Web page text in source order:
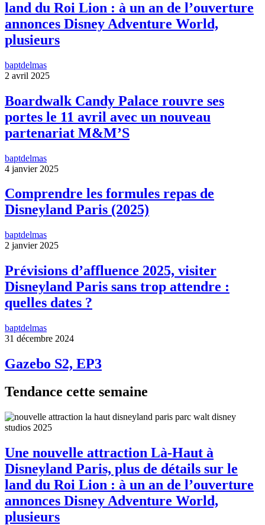
land du Roi Lion : à un an de l’ouverture
annonces Disney Adventure World,
plusieurs
baptdelmas
2 avril 2025
Boardwalk Candy Palace rouvre ses
portes le 11 avril avec un nouveau
partenariat M&M’S
baptdelmas
4 janvier 2025
Comprendre les formules repas de
Disneyland Paris (2025)
baptdelmas
2 janvier 2025
Prévisions d’affluence 2025, visiter
Disneyland Paris sans trop attendre :
quelles dates ?
baptdelmas
31 décembre 2024
Gazebo S2, EP3
Tendance cette semaine
Une nouvelle attraction Là-Haut à
Disneyland Paris, plus de détails sur le
land du Roi Lion : à un an de l’ouverture
annonces Disney Adventure World,
plusieurs